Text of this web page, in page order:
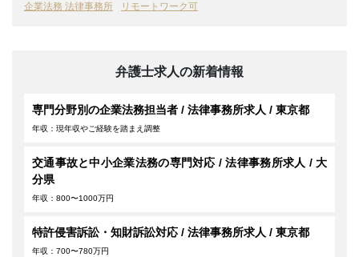
企業法務 法律事務所
リモートワーク可
弁護士求人の新着情報
専門分野別の企業法務担当者 / 法律事務所求人 / 東京都
年収：現年収やご経験を踏まえ調整
交通事故と中小企業法務の専門対応 / 法律事務所求人 / 大
分県
年収：800〜1000万円
特許侵害訴訟・知財訴訟対応 / 法律事務所求人 / 東京都
年収：700〜780万円